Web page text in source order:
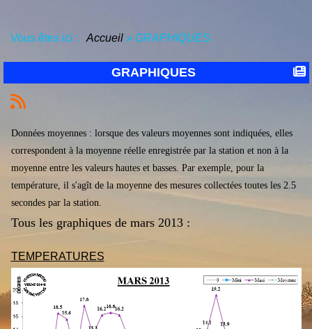
Vous êtes ici : Accueil » GRAPHIQUES
GRAPHIQUES
Données moyennes : lorsque des valeurs moyennes sont indiquées, elles
correspondent à la moyenne réelle enregistrée par la station et non à la
moyenne entre les valeurs hautes et basses. Par exemple, pour la
température, il s'agît de la moyenne des mesures collectées toutes les 2.5
secondes par la station.
Tous les graphiques de mars 2013 :
TEMPERATURES